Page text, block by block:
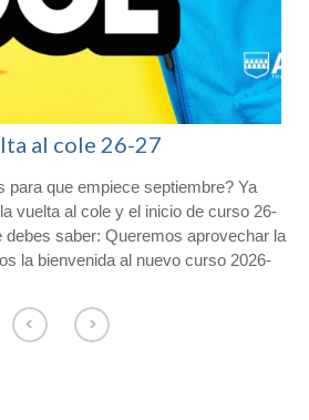
al cole 26-27
para que empiece septiembre? Ya
vuelta al cole y el inicio de curso 26-
debes saber: Queremos aprovechar la
la bienvenida al nuevo curso 2026-
inicio del próximo curso, os hacemos
Consulta el calendario escolar